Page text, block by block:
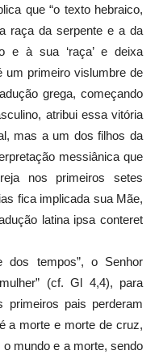
que “o texto hebraico,
raça da serpente e a da
e à sua ‘raça’ e deixa
um primeiro vislumbre de
grega, começando
atribui essa vitória
mas a um dos filhos da
messiânica que
nos primeiros setes
fica implicada sua Mãe,
latina ipsa conteret
dos tempos”, o Senhor
(cf. Gl 4,4), para
primeiros pais perderam
a morte e morte de cruz,
mundo e a morte, sendo